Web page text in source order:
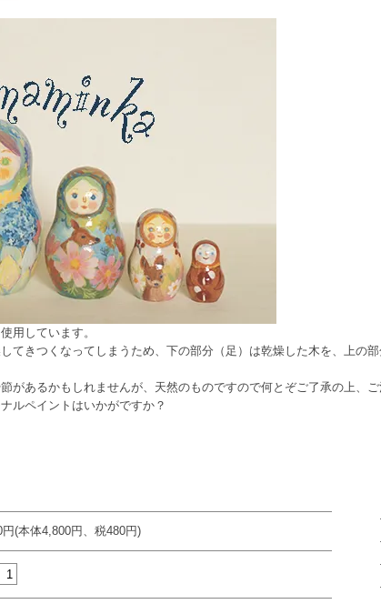
用しています。
てきつくなってしまうため、下の部分（足）は乾燥した木を、上の
があるかもしれませんが、天然のものですので何とぞご了承の上、ご
ルペイントはいかがですか？
円(本体4,800円、税480円)